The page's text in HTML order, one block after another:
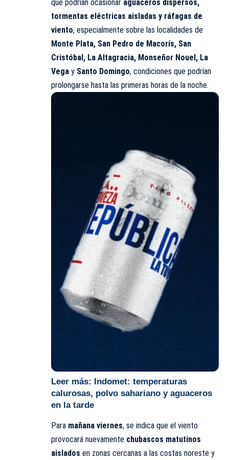
que podrían ocasionar aguaceros dispersos,
tormentas eléctricas aisladas y ráfagas de
viento, especialmente sobre las localidades de
Monte Plata, San Pedro de Macorís, San
Cristóbal, La Altagracia, Monseñor Nouel, La
Vega y Santo Domingo, condiciones que podrían
prolongarse hasta las primeras horas de la noche.
Leer más: Indomet: temperaturas
calurosas, polvo sahariano y aguaceros
en la tarde
Para mañana viernes, se indica que el viento
provocará nuevamente chubascos matutinos
aislados en zonas cercanas a las costas noreste y